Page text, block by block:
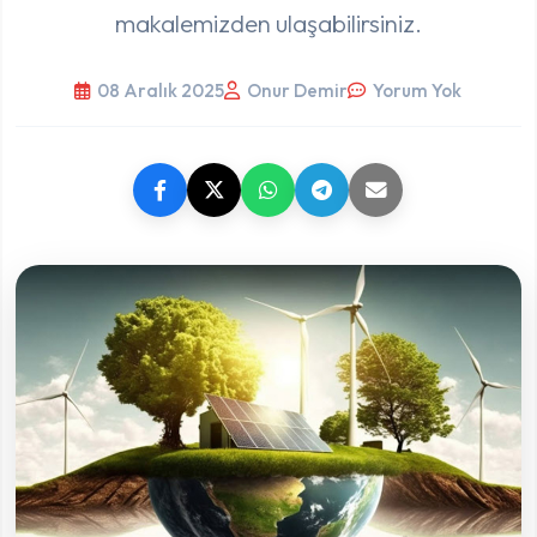
makalemizden ulaşabilirsiniz.
08 Aralık 2025 Onur Demir Yorum Yok